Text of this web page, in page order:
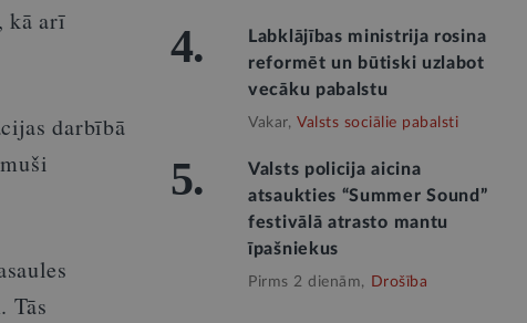
kā arī
darbībā
Tās
4.
Labklājības ministrija rosina
reformēt un būtiski uzlabot
vecāku pabalstu
Vakar, Valsts sociālie pabalsti
5.
Valsts policija aicina
atsaukties “Summer Sound”
festivālā atrasto mantu
īpašniekus
Pirms 2 dienām, Drošība